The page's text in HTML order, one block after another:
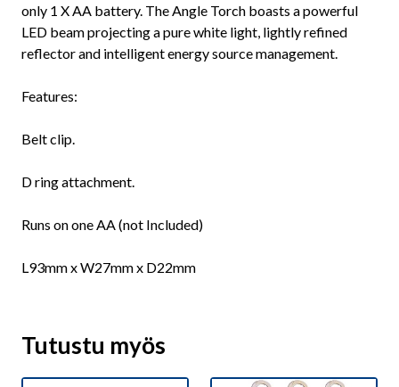
only 1 X AA battery. The Angle Torch boasts a powerful
LED beam projecting a pure white light, lightly refined
reflector and intelligent energy source management.
Features:
Belt clip.
D ring attachment.
Runs on one AA (not Included)
L93mm x W27mm x D22mm
Tutustu myös